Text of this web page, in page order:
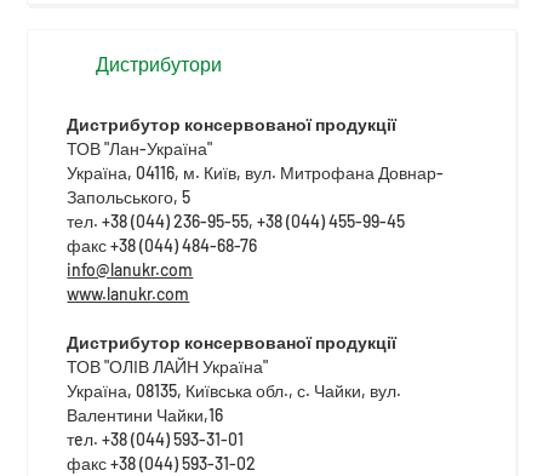
Дистрибутори
Дистрибутор консервованої продукції
ТОВ "Лан-Україна"
Україна, 04116, м. Київ, вул. Митрофана Довнар-
Запольського, 5
тел. +38 (044) 236-95-55, +38 (044) 455-99-45
факс +38 (044) 484-68-76
info@lanukr.com
www.lanukr.com
Дистрибутор консервованої продукції
ТОВ "ОЛІВ ЛАЙН Україна"
Україна, 08135, Київська обл., с. Чайки, вул.
Валентини Чайки,16
тeл. +38 (044) 593-31-01
факс +38 (044) 593-31-02